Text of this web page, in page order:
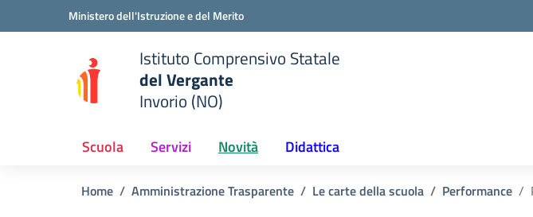
Vai ai contenuti
Vai al menu di navigazioneMinistero dell'Istruzione e del Merito
scuola
Istituto Comprensivo Statale
del Vergante
Invorio (NO)
Scuola Servizi Novità Didattica
Home Amministrazione Trasparente Le carte della scuola Performance